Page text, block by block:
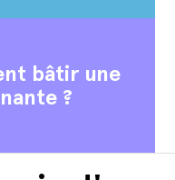
bâtir une
?